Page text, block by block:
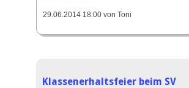
den
Kunstrasenplatz
29.06.2014 18:00 von Toni
Klassenerhaltsfeier beim SV